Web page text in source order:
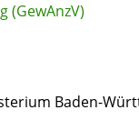
(GewAnzV)
Baden-